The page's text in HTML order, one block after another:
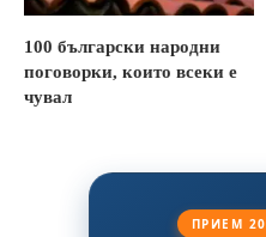
100 български народни
поговорки, които всеки е
чувал
ПРИЕМ